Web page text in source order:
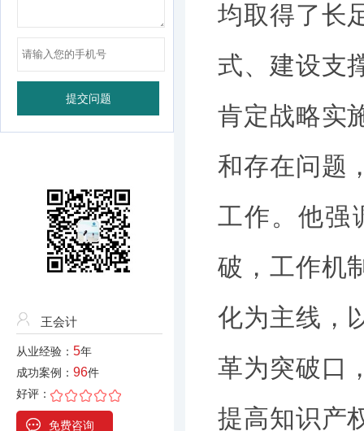
王会计
从业经验： 5年
成功案例： 96件
好评：
免费咨询
均取得了长
式、建设支
肯定战略实
和存在问题
工作。他强
破，工作机
化为主线，
革为突破口
提高知识产